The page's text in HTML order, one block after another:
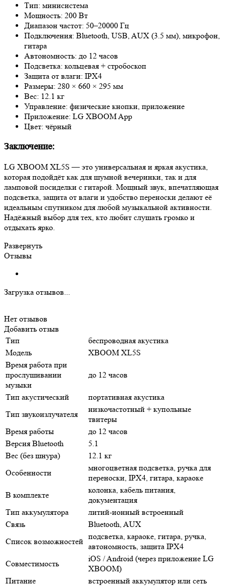
Тип: минисистема
Мощность: 200 Вт
Диапазон частот: 50–20000 Гц
Подключения: Bluetooth, USB, AUX (3.5 мм), микрофон,
гитара
Автономность: до 12 часов
Подсветка: кольцевая + стробоскоп
Защита от влаги: IPX4
Размеры: 280 × 660 × 295 мм
Вес: 12.1 кг
Управление: физические кнопки, приложение
Приложение: LG XBOOM App
Цвет: чёрный
Заключение:
LG XBOOM XL5S — это универсальная и яркая акустика,
которая подойдёт как для шумной вечеринки, так и для
ламповой посиделки с гитарой. Мощный звук, впечатляющая
подсветка, защита от влаги и удобство переноски делают её
идеальным спутником для любой музыкальной активности.
Надёжный выбор для тех, кто любит слушать громко и
отдыхать ярко.
Развернуть
Отзывы
Загрузка отзывов...
Нет отзывов
Добавить отзыв
Тип
беспроводная акустика
Модель
XBOOM XL5S
Время работа при
прослушивании
музыки
до 12 часов
Тип акустический
портативная акустика
Тип звукоизлучателя
низкочастотный + купольные
твитеры
Время работы
до 12 часов
Версия Bluetooth
5.1
Вес (без шнура)
12.1 кг
Особенности
многоцветная подсветка, ручка для
переноски, IPX4, гитара, караоке
В комплекте
колонка, кабель питания,
документация
Тип аккумулятора
литий-ионный встроенный
Связь
Bluetooth, AUX
Список возможностей
подсветка, караоке, гитара, ручка,
автономность, защита IPX4
Совместимость
iOS / Android (через приложение LG
XBOOM)
Питание
встроенный аккумулятор или сеть